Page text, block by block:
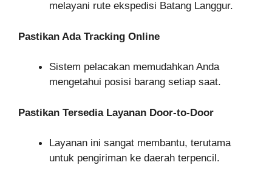
melayani rute ekspedisi Batang Langgur.
Pastikan Ada Tracking Online
Sistem pelacakan memudahkan Anda
mengetahui posisi barang setiap saat.
Pastikan Tersedia Layanan Door-to-Door
Layanan ini sangat membantu, terutama
untuk pengiriman ke daerah terpencil.